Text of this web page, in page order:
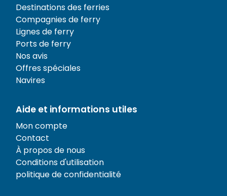
Destinations des ferries
Compagnies de ferry
Lignes de ferry
Ports de ferry
Nos avis
Offres spéciales
Navires
Aide et informations utiles
Mon compte
Contact
À propos de nous
Conditions d'utilisation
politique de confidentialité